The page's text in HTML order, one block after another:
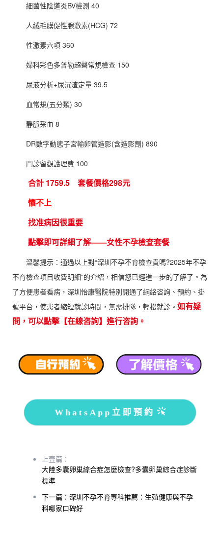
細菌性陰道炎BV檢測 40
人絨毛膜促性腺激素(HCG) 72
性激素六項 360
婦科彩色多普勒超聲常規檢查 150
尿液分析+尿沉渣定量 39.5
血常規(五分類) 30
靜脈采血 8
DR數字動態子宮輸卵管造影(含造影劑) 890
門診留觀護理費 100
合計 1759.5 套餐價格298元
懷不上
找准病因很重要
點擊即可詳細了解——女性不孕檢查套餐
溫馨提示：通過以上對“深圳不孕不育檢查貴嗎?2025年不孕
不育檢查項目收費明細”的介紹，相信您已經進一步的了解了。為
了方便患者看病，深圳怡康醫院特別開通了網絡咨詢、預約、掛
號平台，使患者縮短就診時間，無需排隊，輕松就診。 如有疑
問，可以點擊【在線咨詢】進行咨詢。
WhatsApp立即預約
上壹篇：
大陸多囊卵巢綜合症怎麼檢查?多囊卵巢綜合症診斷
標準
下一篇：深圳不孕不育專科推薦：生殖健康與不孕
科哪家口碑好